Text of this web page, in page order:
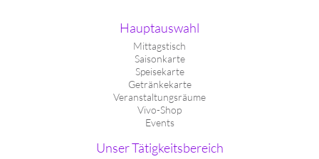
Hauptauswahl
Mittagstisch
Saisonkarte
Speisekarte
Getränkekarte
Veranstaltungsräume
Vivo-Shop
Events
Unser Tätigkeitsbereich